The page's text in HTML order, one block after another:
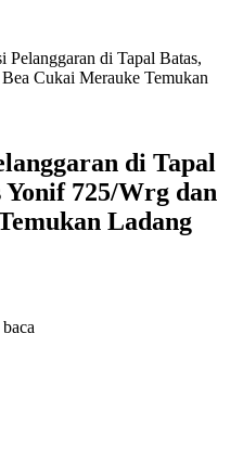
Pelanggaran di Tapal Batas,
Cukai Merauke Temukan
di Tapal
Yonif 725/Wrg dan
Ladang